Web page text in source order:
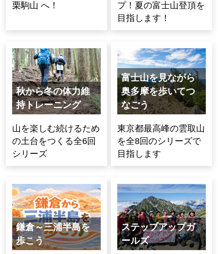
栗駒山 へ！
プ！夏の富士山登頂を
目指します！
秋から冬の体力維
持トレーニング
山を楽しむ続けるため
の土台をつくる全6回
シリーズ
富士山を見ながら
奥多摩を歩いてつ
なごう
東京都最高峰の雲取山
を全8回のシリーズで
目指します
鎌倉～三浦半島を
歩こう
ステップアップガ
ールズ